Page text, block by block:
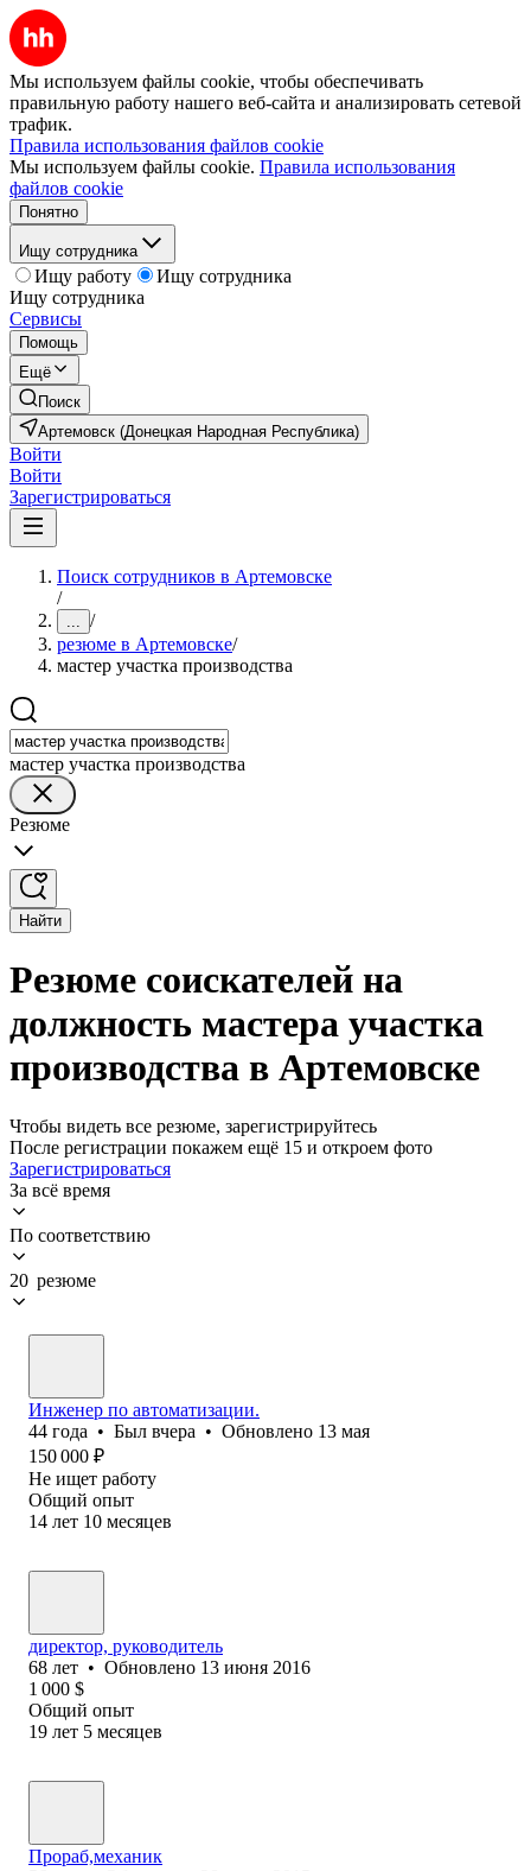
Мы используем файлы cookie, чтобы обеспечивать
правильную работу нашего веб-сайта и анализировать сетевой
трафик.
Правила использования файлов cookie
Мы используем файлы cookie. Правила использования
файлов cookie
Понятно
Ищу сотрудника
Ищу работу
Ищу сотрудника
Ищу сотрудника
Сервисы
Помощь
Ещё
Поиск
Артемовск (Донецкая Народная Республика)
Войти
Войти
Зарегистрироваться
Поиск сотрудников в Артемовске
/
... /
резюме в Артемовске/
мастер участка производства
мастер участка производства
Резюме
Найти
Резюме соискателей на
должность мастера участка
производства в Артемовске
Чтобы видеть все резюме, зарегистрируйтесь
После регистрации покажем ещё 15 и откроем фото
Зарегистрироваться
За всё время
По соответствию
20 резюме
Инженер по автоматизации.
44 года • Был вчера • Обновлено 13 мая
150 000 ₽
Не ищет работу
Общий опыт
14 лет 10 месяцев
директор, руководитель
68 лет • Обновлено 13 июня 2016
1 000 $
Общий опыт
19 лет 5 месяцев
Прораб,механик